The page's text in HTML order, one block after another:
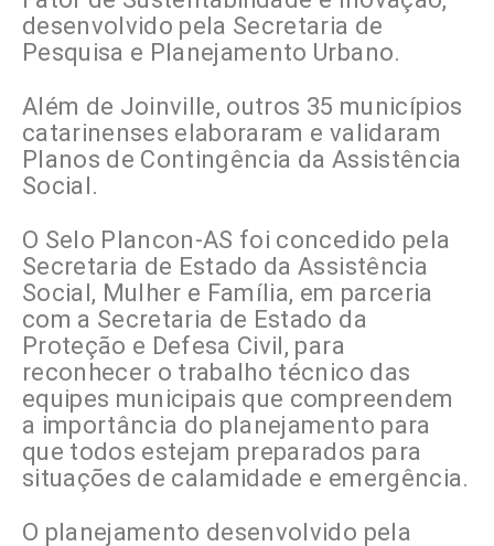
desenvolvido pela Secretaria de
Pesquisa e Planejamento Urbano.
Além de Joinville, outros 35 municípios
catarinenses elaboraram e validaram
Planos de Contingência da Assistência
Social.
O Selo Plancon-AS foi concedido pela
Secretaria de Estado da Assistência
Social, Mulher e Família, em parceria
com a Secretaria de Estado da
Proteção e Defesa Civil, para
reconhecer o trabalho técnico das
equipes municipais que compreendem
a importância do planejamento para
que todos estejam preparados para
situações de calamidade e emergência.
O planejamento desenvolvido pela